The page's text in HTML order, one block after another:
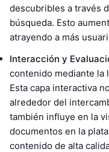
descubribles a través
búsqueda. Esto
atrayendo a más
Interacción y
contenido mediante la
Esta capa interactiva
alrededor del
también influye en la
documentos en la
contenido de alta